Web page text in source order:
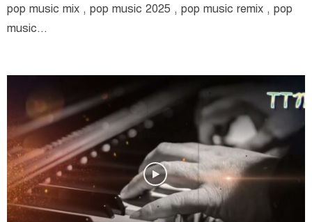
pop music mix , pop music 2025 , pop music remix , pop
music...